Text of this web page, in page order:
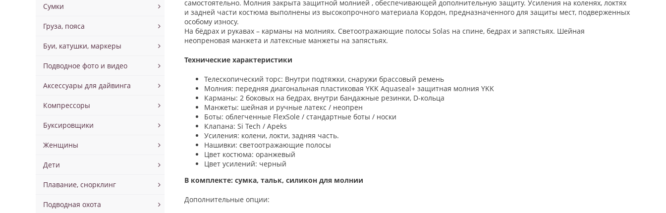
Сумки
Груза, пояса
Буи, катушки, маркеры
Подводное фото и видео
Аксессуары для дайвинга
Компрессоры
Буксировщики
Женщины
Дети
Плавание, снорклинг
Подводная охота
самостоятельно. Молния закрыта защитной молнией , обеспечивающей дополнительную защиту. Усиления на коленях, локтях
и задней части костюма выполнены из высокопрочного материала Кордон, предназначенного для защиты мест, подверженных
особому износу.
На бёдрах и рукавах – карманы на молниях. Светоотражающие полосы Solas на спине, бедрах и запястьях. Шейная
неопреновая манжета и латексные манжеты на запястьях.
Технические характеристики
Телескопический торс: Внутри подтяжки, снаружи брассовый ремень
Молния: передняя диагональная пластиковая YKK Aquaseal+ защитная молния YKK
Карманы: 2 боковых на бедрах, внутри бандажные резинки, D-кольца
Манжеты: шейная и ручные латекс / неопрен
Боты: облегченные FlexSole / стандартные боты / носки
Клапана: Si Tech / Apeks
Усиления: колени, локти, задняя часть.
Нашивки: светоотражающие полосы
Цвет костюма: оранжевый
Цвет усилений: черный
В комплекте: сумка, тальк, силикон для молнии
Дополнительные опции: